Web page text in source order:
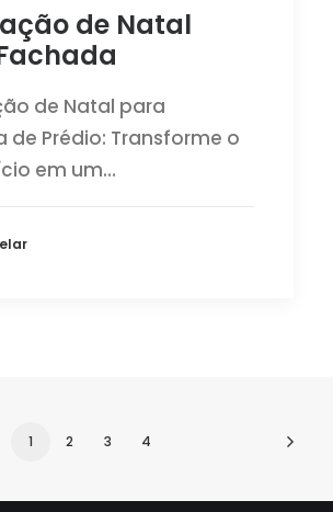
de Natal
de Natal para
de Prédio: Transforme o
em um…
1 2 3 4